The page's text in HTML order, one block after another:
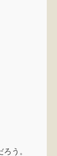
う。